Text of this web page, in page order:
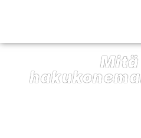
Mitä